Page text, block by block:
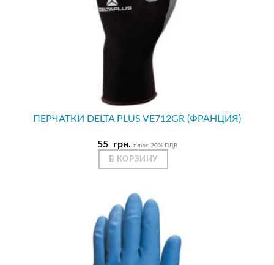
ПЕРЧАТКИ DELTA PLUS VE712GR (ФРАНЦИЯ)
55 грн. плюс 20% ПДВ
В КОРЗИНУ